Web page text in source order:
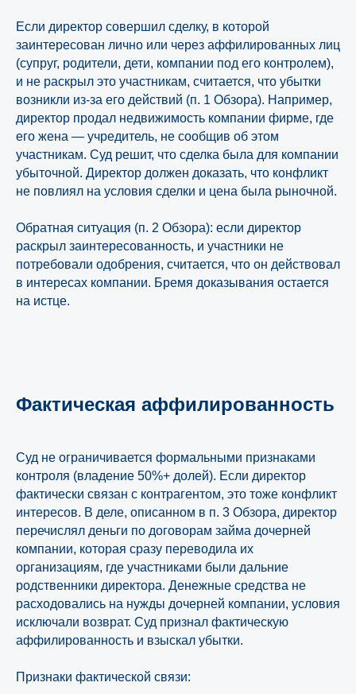
Если директор совершил сделку, в которой
заинтересован лично или через аффилированных лиц
(супруг, родители, дети, компании под его контролем),
и не раскрыл это участникам, считается, что убытки
возникли из-за его действий (п. 1 Обзора). Например,
директор продал недвижимость компании фирме, где
его жена — учредитель, не сообщив об этом
участникам. Суд решит, что сделка была для компании
убыточной. Директор должен доказать, что конфликт
не повлиял на условия сделки и цена была рыночной.
Обратная ситуация (п. 2 Обзора): если директор
раскрыл заинтересованность, и участники не
потребовали одобрения, считается, что он действовал
в интересах компании. Бремя доказывания остается
на истце.
Фактическая аффилированность
Суд не ограничивается формальными признаками
контроля (владение 50%+ долей). Если директор
фактически связан с контрагентом, это тоже конфликт
интересов. В деле, описанном в п. 3 Обзора, директор
перечислял деньги по договорам займа дочерней
компании, которая сразу переводила их
организациям, где участниками были дальние
родственники директора. Денежные средства не
расходовались на нужды дочерней компании, условия
исключали возврат. Суд признал фактическую
аффилированность и взыскал убытки.
Признаки фактической связи:
Защита от субсидиарной
ответственности с
«ЮрТехКонсалт»